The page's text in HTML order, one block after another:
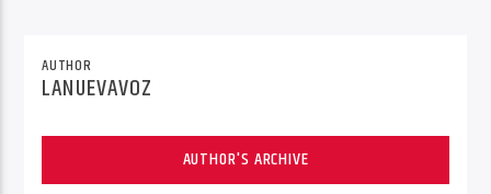
AUTHOR
LANUEVAVOZ
AUTHOR'S ARCHIVE